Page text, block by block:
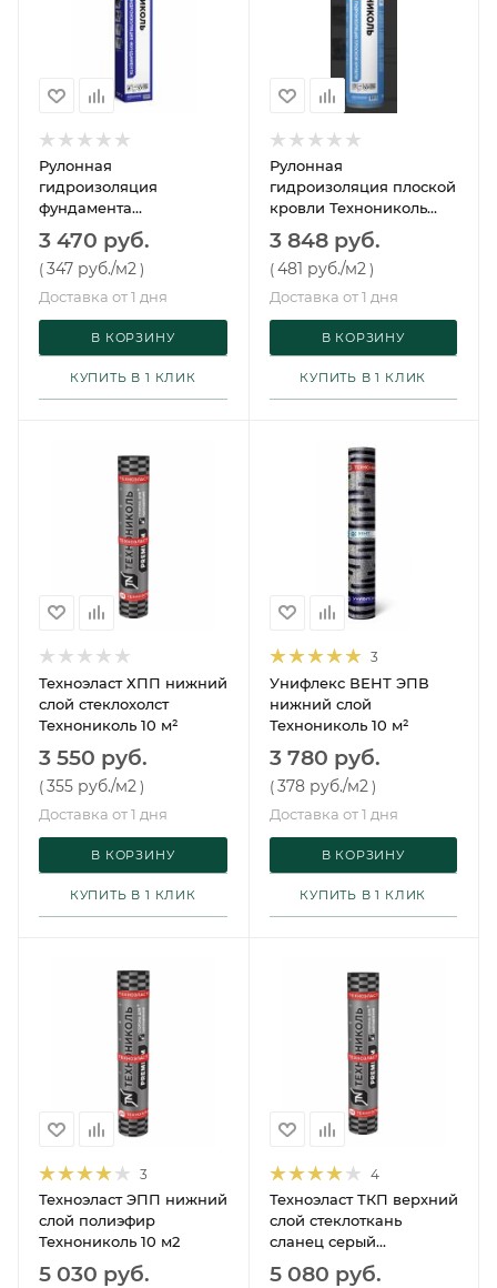
Рулонная
гидроизоляция
фундамента
Технониколь Master (10
м2)
3 470 руб.
(347 руб./м2)
Доставка от 1 дня
В КОРЗИНУ
КУПИТЬ В 1 КЛИК
Рулонная
гидроизоляция плоской
кровли Технониколь
3 848 руб.
(481 руб./м2 )
Доставка от 1 дня
В КОРЗИНУ
КУПИТЬ В 1 КЛИК
Техноэласт ХПП нижний
слой стеклохолст
Технониколь 10 м²
3 550 руб.
(355 руб./м2 )
Доставка от 1 дня
В КОРЗИНУ
КУПИТЬ В 1 КЛИК
3
Унифлекс ВЕНТ ЭПВ
нижний слой
Технониколь 10 м²
3 780 руб.
(378 руб./м2 )
Доставка от 1 дня
В КОРЗИНУ
КУПИТЬ В 1 КЛИК
3
Техноэласт ЭПП нижний
слой полиэфир
Технониколь 10 м2
5 030 руб.
4
Техноэласт ТКП верхний
слой стеклоткань
сланец серый
Технониколь 10 м²
5 080 руб.